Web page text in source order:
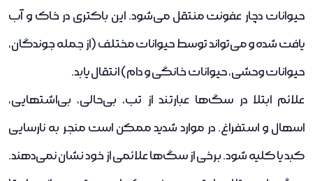
حیوانات دچار عفونت منتقل می‌شود. این باکتری در خاک و آب
یافت شده و می‌تواند توسط حیوانات مختلف (از جمله جوندگان،
حیوانات وحشی، حیوانات خانگی و دام) انتقال یابد.
علائم ابتلا در سگ‌ها عبارتند از تب، بی‌حالی، بی‌اشتهایی،
اسهال و استفراغ. در موارد شدید ممکن است منجر به نارسایی
کبد یا کلیه شود. برخی از سگ‌ها علائمی از خود نشان نمی‌دهند.